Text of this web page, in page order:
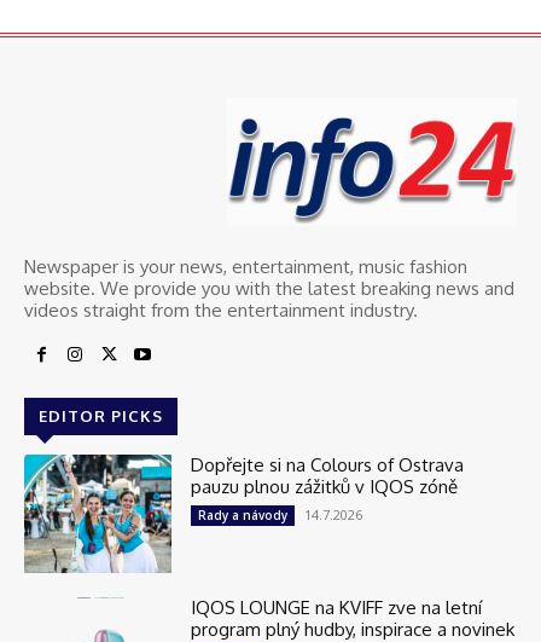
Newspaper is your news, entertainment, music fashion
website. We provide you with the latest breaking news and
videos straight from the entertainment industry.
EDITOR PICKS
Dopřejte si na Colours of Ostrava
pauzu plnou zážitků v IQOS zóně
Rady a návody 14.7.2026
IQOS LOUNGE na KVIFF zve na letní
program plný hudby, inspirace a novinek